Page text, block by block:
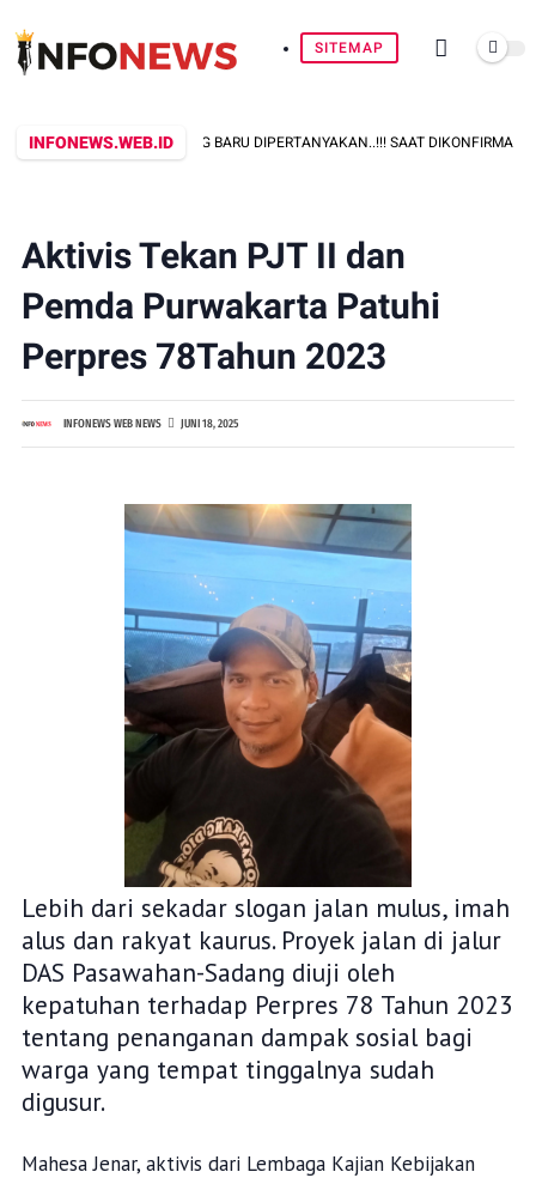
SITEMAP
INFONEWS.WEB.ID
IPAL SPPG TALANG BARU DIPERTANYAKAN..!!! SAAT DIKONFIRMASI
Aktivis Tekan PJT II dan
Pemda Purwakarta Patuhi
Perpres 78Tahun 2023
INFONEWS WEB NEWS JUNI 18, 2025
Lebih dari sekadar slogan jalan mulus, imah
alus dan rakyat kaurus. Proyek jalan di jalur
DAS Pasawahan-Sadang diuji oleh
kepatuhan terhadap Perpres 78 Tahun 2023
tentang penanganan dampak sosial bagi
warga yang tempat tinggalnya sudah
digusur.
Mahesa Jenar, aktivis dari Lembaga Kajian Kebijakan